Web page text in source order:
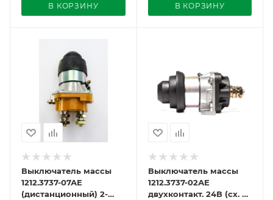
В КОРЗИНУ В КОРЗИНУ
Выключатель массы
1212.3737-07АЕ
(дистанционный) 2-
Выключатель массы
1212.3737-02АЕ
двухконтакт. 24В (сх. Б-